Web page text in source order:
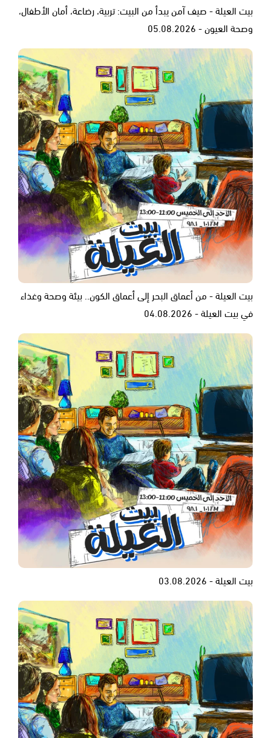
بيت العيلة - صيف آمن يبدأ من البيت: تربية، رضاعة، أمان الأطفال،
وصحة العيون - 05.08.2026
بيت العيلة - من أعماق البحر إلى أعماق الكون.. بيئة وصحة وغذاء
في بيت العيلة - 04.08.2026
بيت العيلة - 03.08.2026